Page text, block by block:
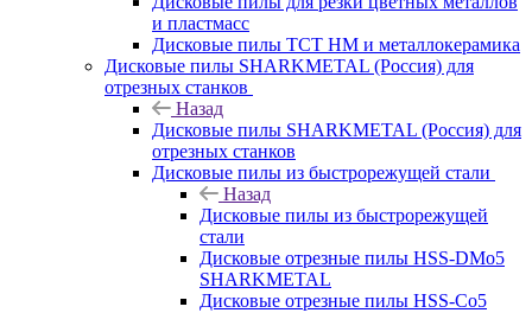
и пластмасс
Дисковые пилы ТСТ НМ и металлокерамика
Дисковые пилы SHARKMETAL (Россия) для
отрезных станков
Назад
Дисковые пилы SHARKMETAL (Россия) для
отрезных станков
Дисковые пилы из быстрорежущей стали
Назад
Дисковые пилы из быстрорежущей
стали
Дисковые отрезные пилы HSS-DMo5
SHARKMETAL
Дисковые отрезные пилы HSS-Co5